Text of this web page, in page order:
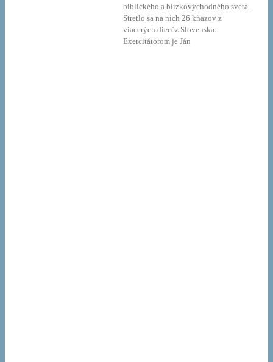
biblického a blízkovýchodného sveta.
Stretlo sa na nich 26 kňazov z
viacerých diecéz Slovenska.
Exercitátorom je Ján